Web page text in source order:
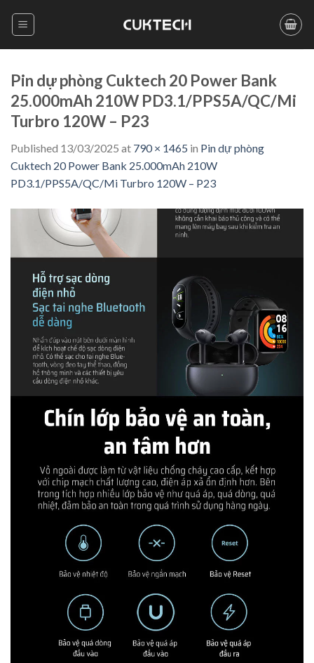
Pin dự phòng Cuktech 20 Power Bank
25.000mAh 210W PD3.1/PPS5A/QC/Mi
Turbro 120W – P23
Published 13/03/2025 at 790 × 1465 in Pin dự phòng
Cuktech 20 Power Bank 25.000mAh 210W
PD3.1/PPS5A/QC/Mi Turbro 120W – P23